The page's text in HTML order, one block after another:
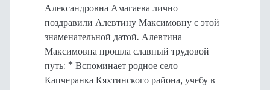
Александровна Амагаева лично
поздравили Алевтину Максимовну с этой
знаменательной датой. Алевтина
Максимовна прошла славный трудовой
путь: * Вспоминает родное село
Капчеранка Кяхтинского района, учебу в